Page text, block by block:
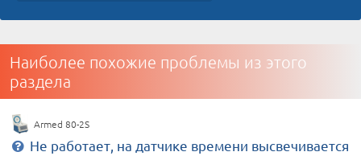
Наиболее похожие проблемы из этого
раздела
Armed 80-2S
Не работает, на датчике времени высвечивается